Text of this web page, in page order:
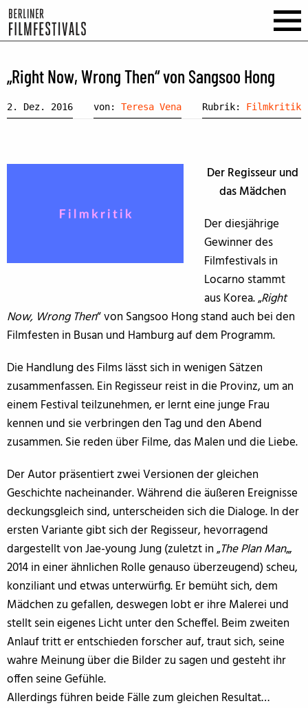
„Right Now, Wrong Then“ von Sangsoo Hong
2. Dez. 2016 von: Teresa Vena Rubrik: Filmkritik
Der Regisseur und
das Mädchen
Der diesjährige
Gewinner des
Filmfestivals in
Locarno stammt
aus Korea. „Right
Now, Wrong Then“ von Sangsoo Hong stand auch bei den
Filmfesten in Busan und Hamburg auf dem Programm.
Die Handlung des Films lässt sich in wenigen Sätzen
zusammenfassen. Ein Regisseur reist in die Provinz, um an
einem Festival teilzunehmen, er lernt eine junge Frau
kennen und sie verbringen den Tag und den Abend
zusammen. Sie reden über Filme, das Malen und die Liebe.
Der Autor präsentiert zwei Versionen der gleichen
Geschichte nacheinander. Während die äußeren Ereignisse
deckungsgleich sind, unterscheiden sich die Dialoge. In der
ersten Variante gibt sich der Regisseur, hevorragend
dargestellt von Jae-young Jung (zuletzt in „The Plan Man„,
2014 in einer ähnlichen Rolle genauso überzeugend) scheu,
konziliant und etwas unterwürfig. Er bemüht sich, dem
Mädchen zu gefallen, deswegen lobt er ihre Malerei und
stellt sein eigenes Licht unter den Scheffel. Beim zweiten
Anlauf tritt er entschieden forscher auf, traut sich, seine
wahre Meinung über die Bilder zu sagen und gesteht ihr
offen seine Gefühle.
Allerdings führen beide Fälle zum gleichen Resultat…